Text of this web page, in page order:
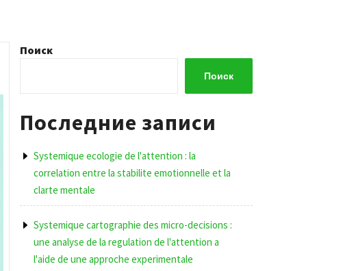
Поиск
Поиск
Последние записи
Systemique ecologie de l'attention : la
correlation entre la stabilite emotionnelle et la
clarte mentale
Systemique cartographie des micro-decisions :
une analyse de la regulation de l'attention a
l'aide de une approche experimentale